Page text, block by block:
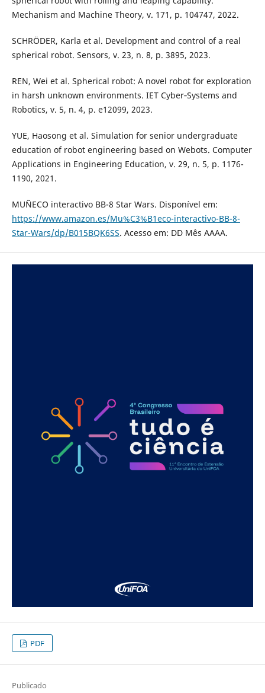
Mechanism and Machine Theory, v. 171, p. 104747, 2022.
SCHRÖDER, Karla et al. Development and control of a real
spherical robot. Sensors, v. 23, n. 8, p. 3895, 2023.
REN, Wei et al. Spherical robot: A novel robot for exploration
in harsh unknown environments. IET Cyber‐Systems and
Robotics, v. 5, n. 4, p. e12099, 2023.
YUE, Haosong et al. Simulation for senior undergraduate
education of robot engineering based on Webots. Computer
Applications in Engineering Education, v. 29, n. 5, p. 1176-
1190, 2021.
MUÑECO interactivo BB-8 Star Wars. Disponível em:
https://www.amazon.es/Mu%C3%B1eco-interactivo-BB-8-
Star-Wars/dp/B015BQK6SS. Acesso em: DD Mês AAAA.
PDF
Publicado